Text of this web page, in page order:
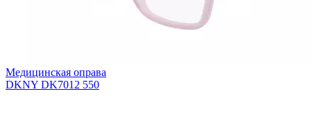
Медицинская оправа
DKNY DK7012 550